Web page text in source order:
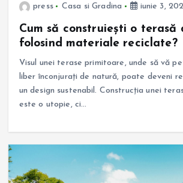
press Casa si Gradina iunie 3,
Cum să construiești o terasă
folosind materiale reciclate?
Visul unei terase primitoare, unde să vă
liber înconjurați de natură, poate deveni
un design sustenabil. Construcția unei
este o utopie, ci…